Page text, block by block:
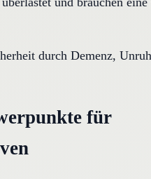
durch Demenz,
für